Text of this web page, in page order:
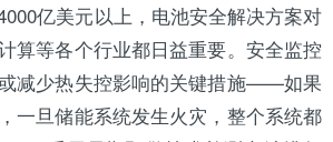
亿美元以上，电池安全解决方案对
算等各个行业都日益重要。安全监控
减少热失控影响的关键措施——如果
一旦储能系统发生火灾，整个系统都